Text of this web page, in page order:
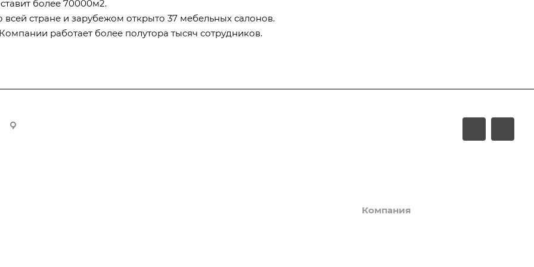
более 70000м2.
всей стране и зарубежом открыто 37 мебельных салонов.
работает более полутора тысяч сотрудников.
Компания